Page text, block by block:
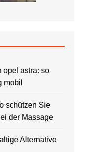
opel astra: so
mobil
schützen Sie
der Massage
Alternative